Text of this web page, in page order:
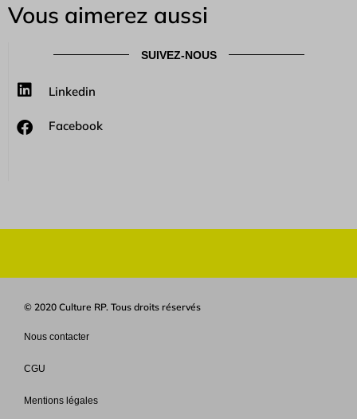
Vous aimerez aussi
SUIVEZ-NOUS
Linkedin
Facebook
© 2020 Culture RP. Tous droits réservés
Nous contacter
CGU
Mentions légales